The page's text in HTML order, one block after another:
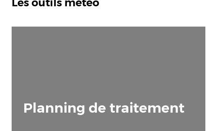
Les outils météo
Planning de traitement